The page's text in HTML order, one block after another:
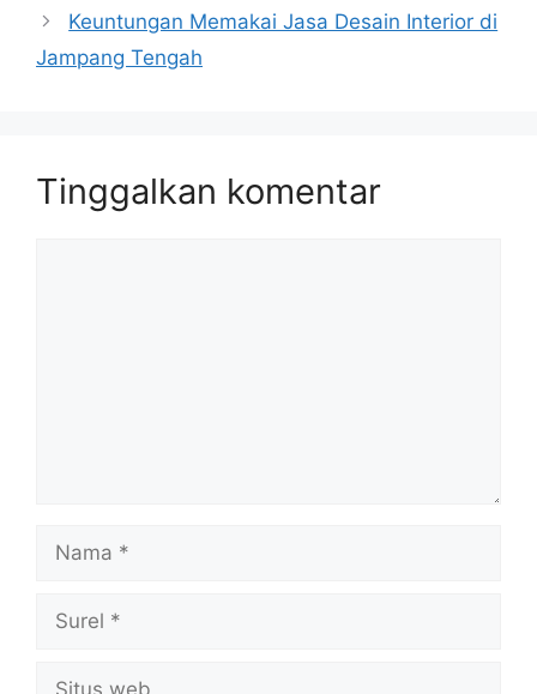
Keuntungan Memakai Jasa Desain Interior di
Jampang Tengah
Tinggalkan komentar